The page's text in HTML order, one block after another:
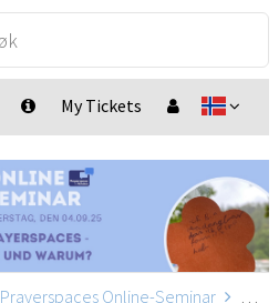
My Tickets
Prayerspaces Online-Seminar